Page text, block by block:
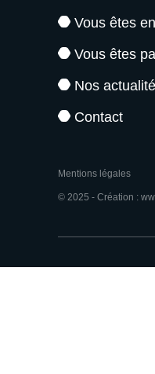
Vous êtes
Vous êtes
Nos
Contact
Mentions légales
© 2025 - Création :